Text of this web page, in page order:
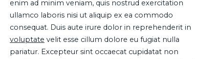
enim ad minim veniam, quis nostrud exercitation
ullamco laboris nisi ut aliquip ex ea commodo
consequat. Duis aute irure dolor in reprehenderit in
voluptate velit esse cillum dolore eu fugiat nulla
pariatur. Excepteur sint occaecat cupidatat non